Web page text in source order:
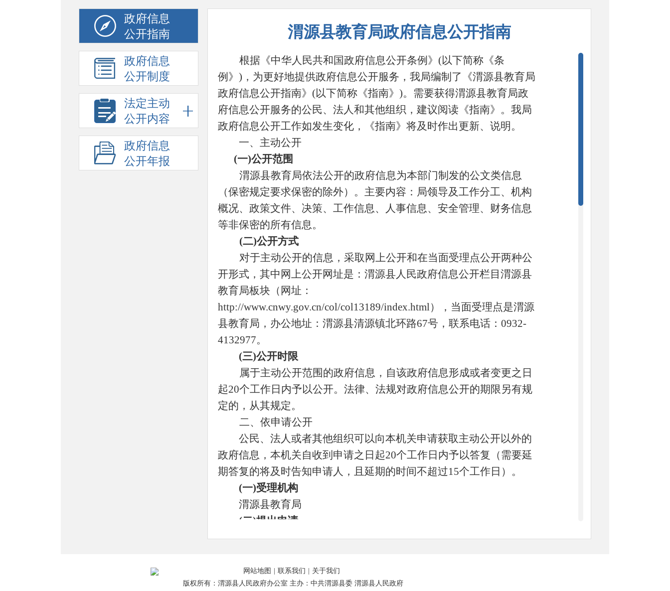
政府信息
公开指南
政府信息
公开制度
法定主动
公开内容
政府信息
公开年报
渭源县教育局政府信息公开指南
根据《中华人民共和国政府信息公开条例》(以下简称《条
例》)，为更好地提供政府信息公开服务，我局编制了《渭源县教育局
政府信息公开指南》(以下简称《指南》)。需要获得渭源县教育局政
府信息公开服务的公民、法人和其他组织，建议阅读《指南》。我局
政府信息公开工作如发生变化，《指南》将及时作出更新、说明。
一、主动公开
(一)公开范围
渭源县教育局依法公开的政府信息为本部门制发的公文类信息
（保密规定要求保密的除外）。主要内容：局领导及工作分工、机构
概况、政策文件、决策、工作信息、人事信息、安全管理、财务信息
等非保密的所有信息。
(二)公开方式
对于主动公开的信息，采取网上公开和在当面受理点公开两种公
开形式，其中网上公开网址是：渭源县人民政府信息公开栏目渭源县
教育局板块（网址：
http://www.cnwy.gov.cn/col/col13189/index.html），当面受理点是渭源
县教育局，办公地址：渭源县清源镇北环路67号，联系电话：0932-
4132977。
(三)公开时限
属于主动公开范围的政府信息，自该政府信息形成或者变更之日
起20个工作日内予以公开。法律、法规对政府信息公开的期限另有规
定的，从其规定。
二、依申请公开
公民、法人或者其他组织可以向本机关申请获取主动公开以外的
政府信息，本机关自收到申请之日起20个工作日内予以答复（需要延
期答复的将及时告知申请人，且延期的时间不超过15个工作日）。
(一)受理机构
渭源县教育局
(二)提出申请
公民、法人或者其他组织向本机关申请公开政府信息，应填写
式提出申请。通过信函方式申请的，应在信封左下角注明“政府信息公
开申请”字样；通过传真方式申请的，应与本机关电话联系确认。
网站地图 联系我们
关于我们
版权所有：渭源县人民政府办公室 主办：中共渭源县委 渭源县人民政府